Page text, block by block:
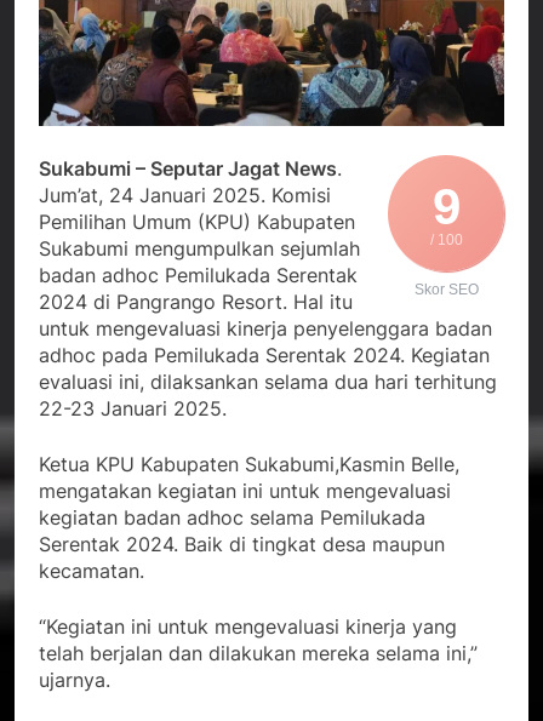
Kedekatan Kepala KUA
Pabuaran dengan Istri
Warga Mengemuka
Agustus 3, 2026
Sekdis Pendidikan Buka
Rakor Dewan
Pendidikan Bersama
Mitra Pendidikan di
Kabupaten Sukabumi
Agustus 3, 2026
Gercap Camat Arjasa
Lapangan Temui Warga
Desa Paseraman yang
Lumpuh dan Hidup
Sebatang Kara
Agustus 3, 2026
Poktan Kadupugur
Laksanakan Program
Oplah Non Rawa dan
PJIT 2026, Dukung
Ketersediaan Air Irigasi
bagi Petani
Agustus 2, 2026
9
/ 100
Skor SEO
Sukabumi – Seputar Jagat News.
Jum’at, 24 Januari 2025. Komisi
Pemilihan Umum (KPU) Kabupaten
Sukabumi mengumpulkan sejumlah
badan adhoc Pemilukada Serentak
2024 di Pangrango Resort. Hal itu
untuk mengevaluasi kinerja penyelenggara badan
adhoc pada Pemilukada Serentak 2024. Kegiatan
evaluasi ini, dilaksankan selama dua hari terhitung
22-23 Januari 2025.
Ketua KPU Kabupaten Sukabumi,Kasmin Belle,
mengatakan kegiatan ini untuk mengevaluasi
kegiatan badan adhoc selama Pemilukada
Serentak 2024. Baik di tingkat desa maupun
kecamatan.
“Kegiatan ini untuk mengevaluasi kinerja yang
telah berjalan dan dilakukan mereka selama ini,”
ujarnya.